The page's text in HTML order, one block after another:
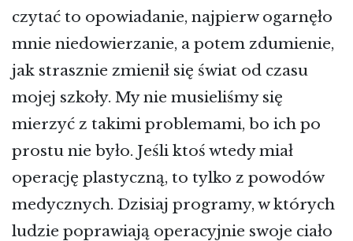
czytać to opowiadanie, najpierw ogarnęło
mnie niedowierzanie, a potem zdumienie,
jak strasznie zmienił się świat od czasu
mojej szkoły. My nie musieliśmy się
mierzyć z takimi problemami, bo ich po
prostu nie było. Jeśli ktoś wtedy miał
operację plastyczną, to tylko z powodów
medycznych. Dzisiaj programy, w których
ludzie poprawiają operacyjnie swoje ciało